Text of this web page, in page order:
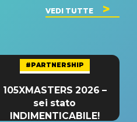
VEDI TUTTE
#PARTNERSHIP
105XMASTERS 2026 –
sei stato
INDIMENTICABILE!